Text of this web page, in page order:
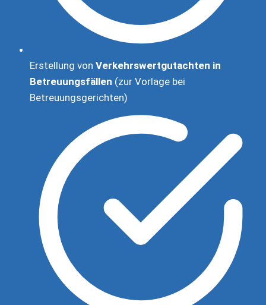
Erstellung von Verkehrswertgutachten in
Betreuungsfällen (zur Vorlage bei
Betreuungsgerichten)